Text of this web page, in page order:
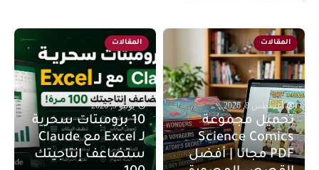
المقالات
أغسطس 8, 2026
تحميل مجموعة
Science Comics
PDF مجانا | أفضل
المقالات
يونيو 9, 2026
10 برومبتات سحرية
لـ Excel مع Claude
ستضاعف إنتاجيتك